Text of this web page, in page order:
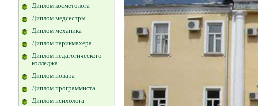
Диплом косметолога
Диплом медсестры
Диплом механика
Диплом парикмахера
Диплом педагогического
колледжа
Диплом повара
Диплом программиста
Диплом психолога